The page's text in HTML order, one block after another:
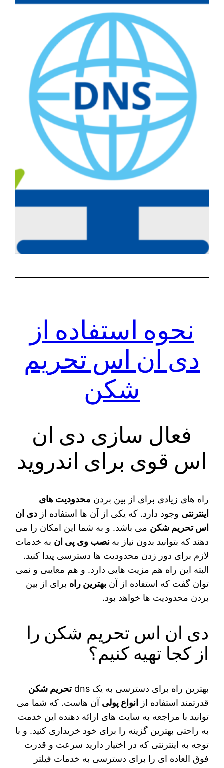
نحوه استفاده از
دی ان اس تحریم
شکن
فعال سازی دی ان
اس قوی برای اندروید
راه‌ های زیادی برای از بین بردن محدودیت‌ های
اینترنتی وجود دارد. که یکی از آن ها استفاده ازدی‌‌ ان‌
اس تحریم شکن می‌ باشد. و به شما این امکان را می‌
دهند که بتوانید بدون نیاز به نصب وی پی ان به خدمات
لازم برای دور زدن محدودیت ‌ها دسترسی پیدا کنید.
البته این راه هم مزیت‌ هایی دارد. و هم معایبی و نمی‌
توان گفت که استفاده از آنبهترین راه برای از بین
بردن محدودیت‌ ها خواهد بود.
دی ان اس تحریم شکن را
از کجا تهیه کنیم؟
بهترین راه برای دسترسی به یک dns
تحریم شکن
قدرتمند استفاده از
انواع پولی آن‌ هاست. که شما می‌
توانید با مراجعه به سایت‌ های ارائه دهنده این خدمت
به راحتی بهترین گزینه را برای خود خریداری کنید. و با
توجه به اینترنتی که در اختیار دارید سرعت و قدرت
فوق‌ العاده‌ ای را برای دسترسی به خدمات فیلتر